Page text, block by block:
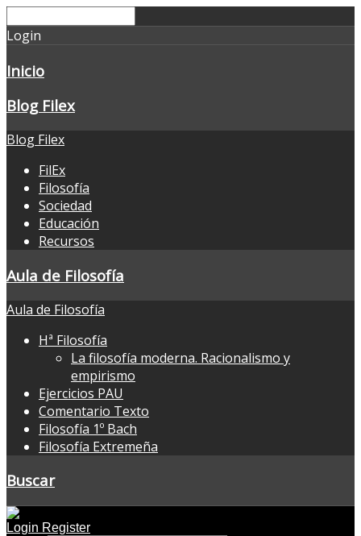
Login
Inicio
Blog Filex
Blog Filex
FilEx
Filosofía
Sociedad
Educación
Recursos
Aula de Filosofía
Aula de Filosofía
Hª Filosofía
La filosofía moderna. Racionalismo y
empirismo
Ejercicios PAU
Comentario Texto
Filosofía 1º Bach
Filosofía Extremeña
Buscar
Login Register